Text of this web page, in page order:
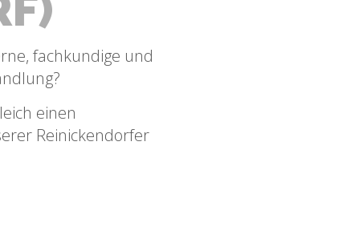
fachkundige und
einen
Reinickendorfer